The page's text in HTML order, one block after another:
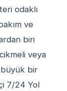
odaklı
ve
biri
veya
bir
7/24 Yol